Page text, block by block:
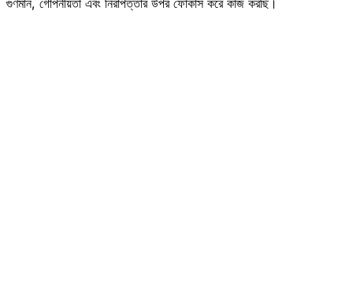
গুণমান, গোপনীয়তা এবং নিরাপত্তার উপর ফোকাস করে কাজ করছি।